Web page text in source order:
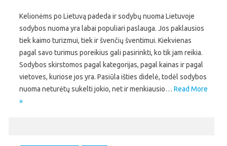
Kelionėms po Lietuvą padeda ir sodybų nuoma Lietuvoje
sodybos nuoma yra labai populiari paslauga. Jos paklausios
tiek kaimo turizmui, tiek ir švenčių šventimui. Kiekvienas
pagal savo turimus poreikius gali pasirinkti, ko tik jam reikia.
Sodybos skirstomos pagal kategorijas, pagal kainas ir pagal
vietoves, kuriose jos yra. Pasiūla išties didelė, todėl sodybos
nuoma neturėtų sukelti jokio, net ir menkiausio… Read More
»